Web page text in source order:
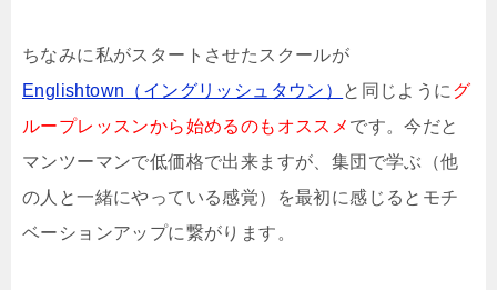
ちなみに私がスタートさせたスクールが
Englishtown（イングリッシュタウン）
と同じように グ
ループレッスンから始めるのもオススメ です。今だと
マンツーマンで低価格で出来ますが、集団で学ぶ（他
の人と一緒にやっている感覚）を最初に感じるとモチ
ベーションアップに繋がります。